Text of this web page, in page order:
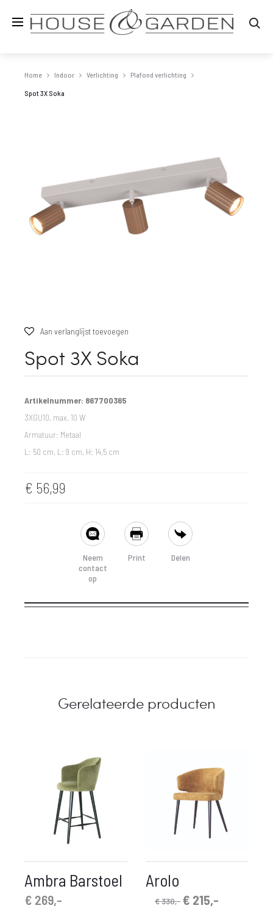
Home Indoor Verlichting Plafond verlichting
Spot 3X Soka
Aan verlanglijst toevoegen
Spot 3X Soka
Artikelnummer: 867700365
3XGU10, max. 10 W
Armatuur: Metaal
L: 50 cm, L: 9 cm, H: 14,5 cm
€ 56,99
Neem
contact
op
Print Delen
Gerelateerde producten
Ambra Barstoel
€ 269,-
Arolo
€330,- Oorspronkelijke
€ 215,-